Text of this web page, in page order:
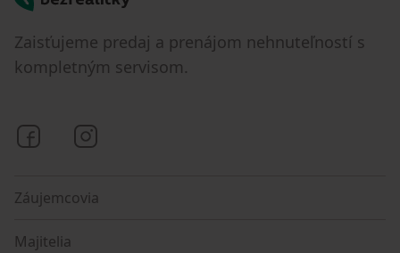
Zaisťujeme predaj a prenájom nehnuteľností s
kompletným servisom.
Bezrealitky na Facebooku
Záujemcovia
Majitelia